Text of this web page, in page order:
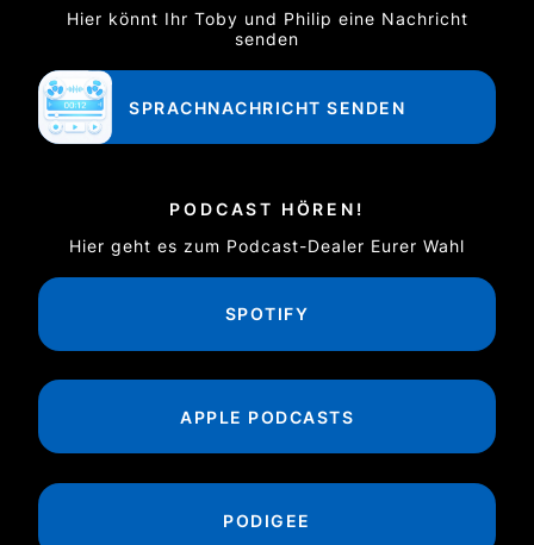
Hier könnt Ihr Toby und Philip eine Nachricht
senden
SPRACHNACHRICHT SENDEN
PODCAST HÖREN!
Hier geht es zum Podcast-Dealer Eurer Wahl
SPOTIFY
APPLE PODCASTS
PODIGEE